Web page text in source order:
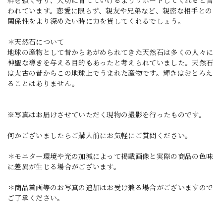
われています。恋愛に限らず、親友や兄弟など、親密な相手との
関係性をより深めたい時に力を貸してくれるでしょう。
＊天然石について
地球の産物として昔からあがめられてきた天然石は多くの人々に
神聖な導きを与える目的もあったと考えられていました。天然石
は太古の昔からこの地球上でうまれた産物です。輝きはおとろえ
ることはありません。
※写真はお届けさせていただく現物の撮影を行ったものです。
何かございましたらご購入前にお気軽にご質問ください。
＊モニター環境や光の加減によって掲載画像と実際の商品の色味
に差異が生じる場合がございます。
＊商品着画等のお写真の追加はお受け兼る場合がございますので
ご了承ください。